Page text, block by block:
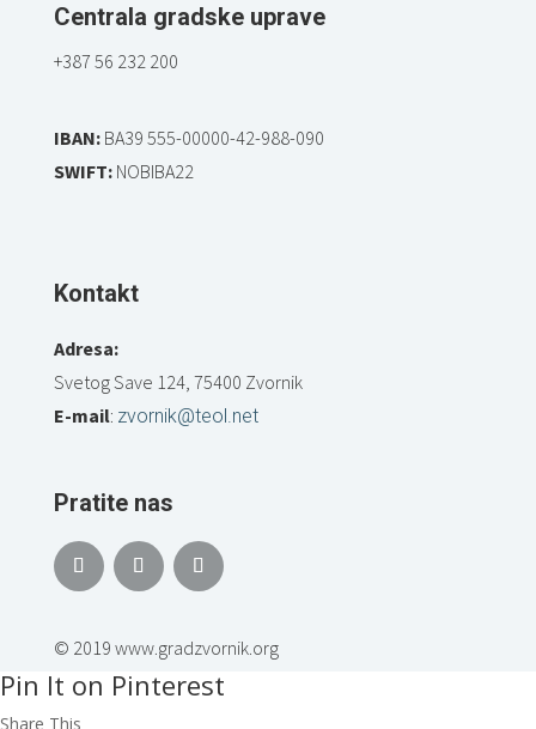
Centrala gradske uprave
+387 56 232 200
IBAN:BA39 555-00000-42-988-090
SWIFT:NOBIBA22
Kontakt
Adresa:
Svetog Save 124, 75400 Zvornik
E-mail: zvornik@teol.net
Pratite nas
© 2019 www.gradzvornik.org
Pin It on Pinterest
Share This